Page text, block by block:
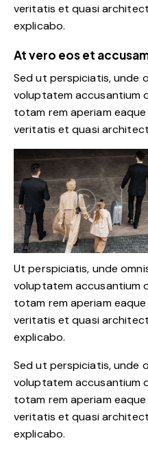
veritatis et quasi
explicabo.
At vero eos et
Sed ut perspiciatis, unde
voluptatem accusantium
totam rem aperiam
veritatis et quasi
Ut perspiciatis, unde
voluptatem accusantium
totam rem aperiam
veritatis et quasi
explicabo.
Sed ut perspiciatis, unde
voluptatem accusantium
totam rem aperiam
veritatis et quasi
explicabo.